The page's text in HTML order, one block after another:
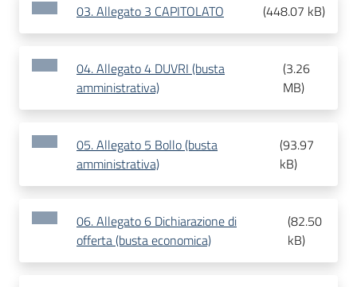
03. Allegato 3 CAPITOLATO (448.07 kB)
04. Allegato 4 DUVRI (busta
amministrativa)
(3.26
MB)
05. Allegato 5 Bollo (busta
amministrativa)
(93.97
kB)
06. Allegato 6 Dichiarazione di
offerta (busta economica)
(82.50
kB)